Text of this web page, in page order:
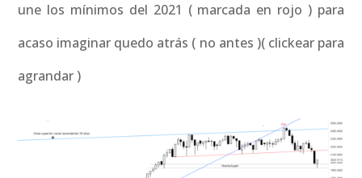
une los mínimos del 2021 ( marcada en rojo ) para
acaso imaginar quedo atrás ( no antes )( clickear para
agrandar )